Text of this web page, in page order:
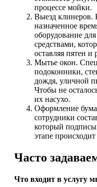
процессе мойки.
Выезд клинеров.
назначенное
оборудование
средствами,
оставляя пятен и
Мытье окон.
подоконники,
дождя, уличной
Чтобы не
их насухо.
Оформление
сотрудники
который
этапе
Часто
Что входит в услугу